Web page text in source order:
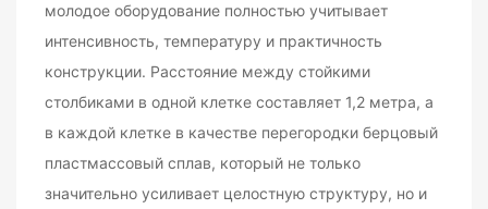
молодое оборудование полностью учитывает
интенсивность, температуру и практичность
конструкции. Расстояние между стойкими
столбиками в одной клетке составляет 1,2 метра, а
в каждой клетке в качестве перегородки берцовый
пластмассовый сплав, который не только
значительно усиливает целостную структуру, но и